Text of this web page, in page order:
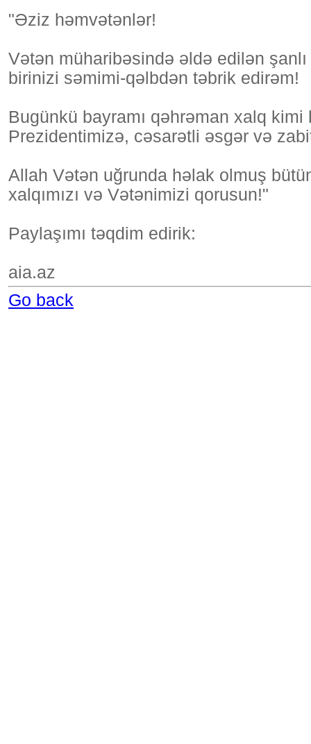
"Əziz həmvətənlər!
Vətən müharibəsində əldə edilən
birinizi səmimi-qəlbdən təbrik edirəm!
Bugünkü bayramı qəhrəman xalq
Prezidentimizə, cəsarətli əsgər və
Allah Vətən uğrunda həlak olmuş
xalqımızı və Vətənimizi qorusun!"
Paylaşımı təqdim edirik:
aia.az
Go back